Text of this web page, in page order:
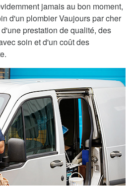
jamais au bon moment,
d'un plombier Vaujours par cher
prestation de qualité, des
soin et d'un coût des